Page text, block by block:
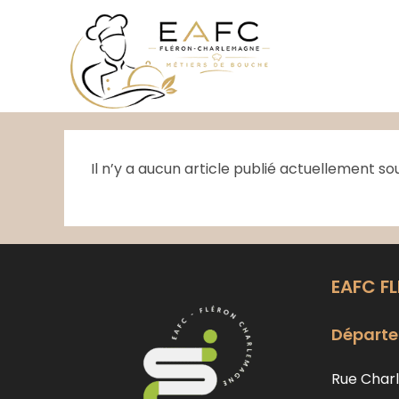
Il n’y a aucun article publié actuellement
EAFC
Rue